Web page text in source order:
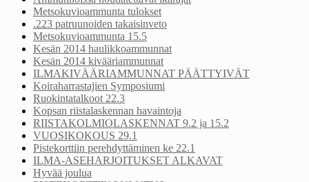
Metsokuvioammunta tulokset
.223 patruunoiden takaisinveto
Metsokuvioammunta 15.5
Kesän 2014 haulikkoammunnat
Kesän 2014 kivääriammunnat
ILMAKIVÄÄRIAMMUNNAT PÄÄTTYIVÄT
Koiraharrastajien Symposiumi
Ruokintatalkoot 22.3
Kopsan riistalaskennan havaintoja
RIISTAKOLMIOLASKENNAT 9.2 ja 15.2
VUOSIKOKOUS 29.1
Pistekorttiin perehdyttäminen ke 22.1
ILMA-ASEHARJOITUKSET ALKAVAT
Hyvää joulua